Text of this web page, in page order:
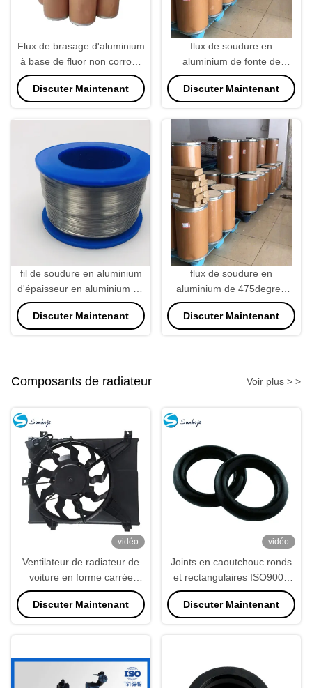
Flux de brasage d'aluminium
à base de fluor non corrosif
25 kg/bouteille à 525 °C
Discuter Maintenant
flux de soudure en
aluminium de fonte de
25KG/Bucket 525degree
pour la machine de soudure
Discuter Maintenant
fil de soudure en aluminium
d'épaisseur en aluminium de
2mm pour la machine de
soudure
Discuter Maintenant
flux de soudure en
aluminium de 475degree
550g/L, poudre en
aluminium de décapant à
Discuter Maintenant
Composants de radiateur Voir plus > >
vidéo
Ventilateur de radiateur de
voiture en forme carrée
PA66
Discuter Maintenant
vidéo
Joints en caoutchouc ronds
et rectangulaires ISO9001
personnalisables et
étanches
Discuter Maintenant